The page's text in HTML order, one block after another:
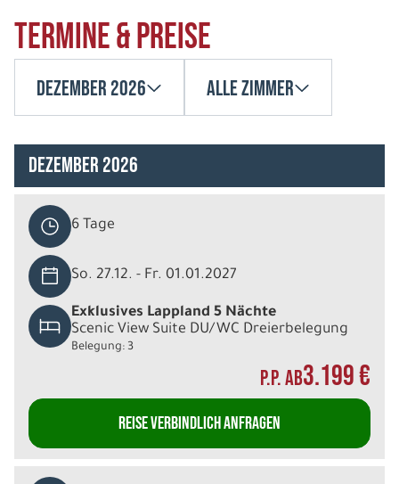
Termine & Preise
Dezember 2026 Alle Zimmer
Dezember 2026
6 Tage
So. 27.12. - Fr. 01.01.2027
Exklusives Lappland 5 Nächte
Scenic View Suite DU/WC Dreierbelegung
Belegung: 3
P.P. AB3.199 €
REISE VERBINDLICH ANFRAGEN